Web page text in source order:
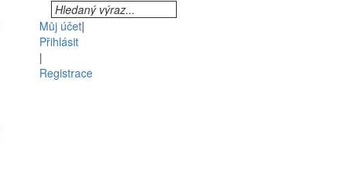
Můj účet|
Přihlásit
|
Registrace